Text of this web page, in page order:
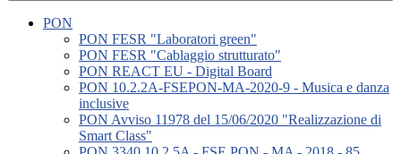
PON
PON FESR "Laboratori green"
PON FESR "Cablaggio strutturato"
PON REACT EU - Digital Board
PON 10.2.2A-FSEPON-MA-2020-9 - Musica e danza
inclusive
PON Avviso 11978 del 15/06/2020 "Realizzazione di
Smart Class"